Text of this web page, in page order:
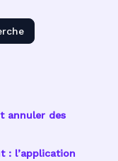
annuler des
: l’application